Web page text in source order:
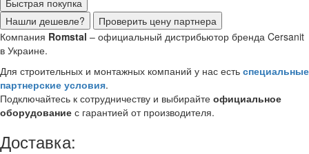
Нашли дешевле?
Проверить цену партнера
Компания Romstal – официальный дистрибьютор бренда Cersanit
в Украине.
Для строительных и монтажных компаний у нас есть специальные
партнерские условия.
Подключайтесь к сотрудничеству и выбирайте официальное
оборудование с гарантией от производителя.
Доставка: